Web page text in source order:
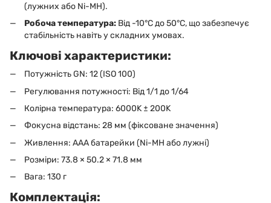
(лужних або Ni-MH).
Робоча температура: Від -10°C до 50°C, що забезпечує
стабільність навіть у складних умовах.
Ключові характеристики:
Потужність GN: 12 (ISO 100)
Регулювання потужності: Від 1/1 до 1/64
Колірна температура: 6000K ± 200K
Фокусна відстань: 28 мм (фіксоване значення)
Живлення: AAA батарейки (Ni-MH або лужні)
Розміри: 73.8 × 50.2 × 71.8 мм
Вага: 130 г
Комплектація: